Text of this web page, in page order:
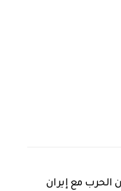
الحرب مع إيران